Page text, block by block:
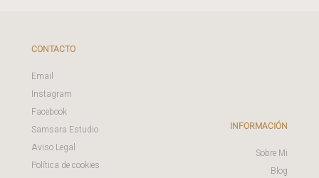
CONTACTO
Email
Instagram
Facebook
Samsara Estudio
Aviso Legal
Política de cookies
INFORMACIÓN
Sobre Mi
Blog